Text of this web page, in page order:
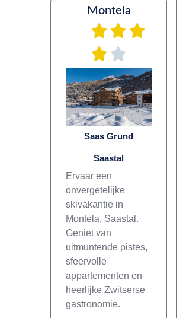
Montela
Saas Grund
Saastal
Ervaar een
onvergetelijke
skivakantie in
Montela, Saastal.
Geniet van
uitmuntende pistes,
sfeervolle
appartementen en
heerlijke Zwitserse
gastronomie.